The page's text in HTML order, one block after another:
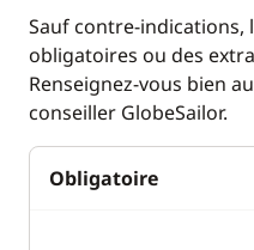
Sauf contre-indications,
obligatoires ou des
Renseignez-vous bien
conseiller GlobeSailor.
Obligatoire